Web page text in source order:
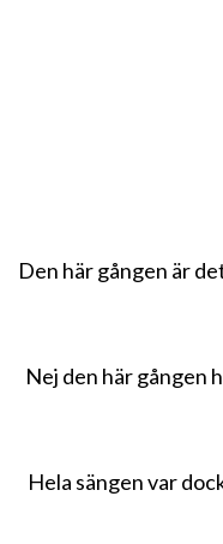
Den här gången är
Nej den här gången
Hela sängen var